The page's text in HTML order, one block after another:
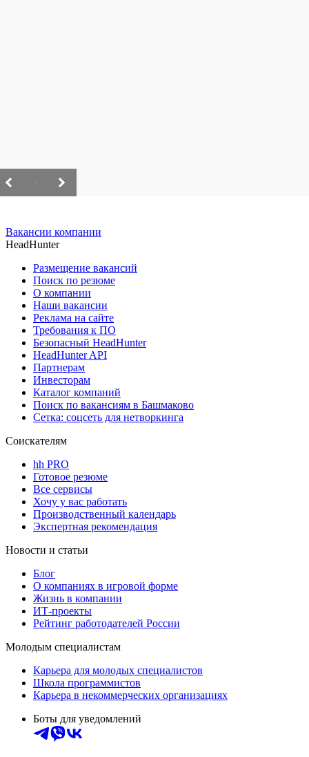
Вакансии компании
HeadHunter
Размещение вакансий
Поиск по резюме
О компании
Наши вакансии
Реклама на сайте
Требования к ПО
Безопасный HeadHunter
HeadHunter API
Партнерам
Инвесторам
Каталог компаний
Поиск по вакансиям в Башмаково
Сетка: соцсеть для нетворкинга
Соискателям
hh PRO
Готовое резюме
Все сервисы
Хочу у вас работать
Производственный календарь
Экспертная рекомендация
Новости и статьи
Блог
О компаниях в игровой форме
Жизнь в компании
ИТ-проекты
Рейтинг работодателей России
Молодым специалистам
Карьера для молодых специалистов
Школа программистов
Карьера в некоммерческих организациях
Боты для уведомлений